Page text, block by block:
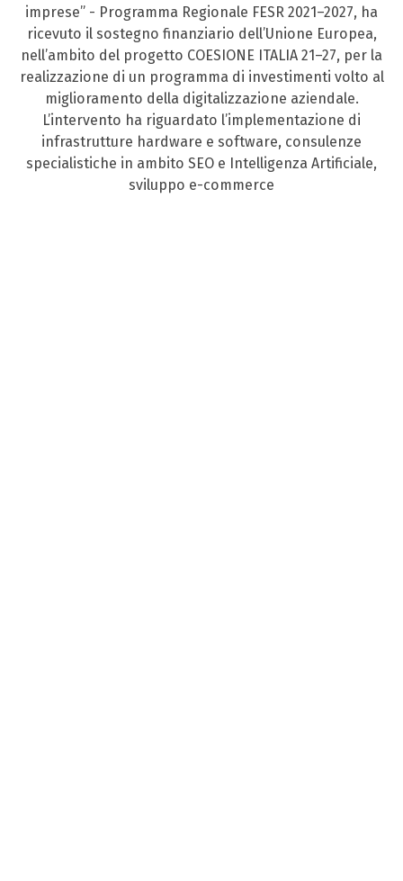
imprese” - Programma Regionale FESR 2021–2027, ha
ricevuto il sostegno finanziario dell’Unione Europea,
nell’ambito del progetto COESIONE ITALIA 21–27, per la
realizzazione di un programma di investimenti volto al
miglioramento della digitalizzazione aziendale.
L’intervento ha riguardato l’implementazione di
infrastrutture hardware e software, consulenze
specialistiche in ambito SEO e Intelligenza Artificiale,
sviluppo e-commerce